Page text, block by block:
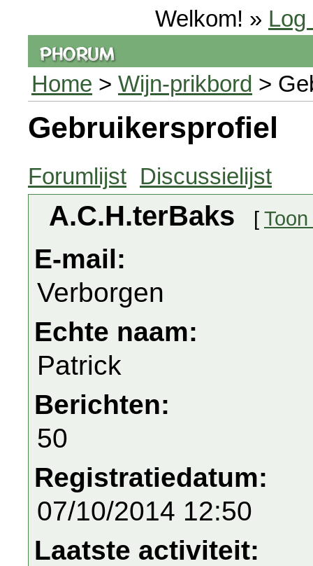
Welkom! » Log
Home > Wijn-prikbord >
Gebruikersprofiel
Forumlijst Discussielijst
A.C.H.terBaks [
E-mail:
Verborgen
Echte naam:
Patrick
Berichten:
50
Registratiedatum:
07/10/2014 12:50
Laatste activiteit: